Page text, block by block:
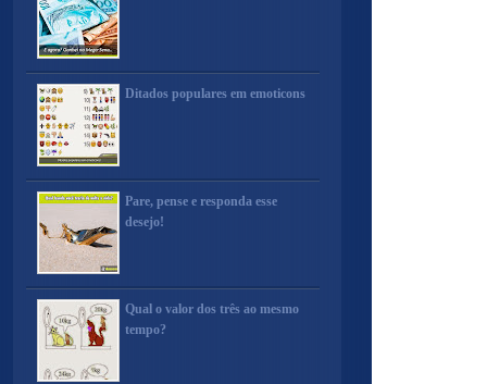
Ditados populares em emoticons
Pare, pense e responda esse
desejo!
Qual o valor dos três ao mesmo
tempo?